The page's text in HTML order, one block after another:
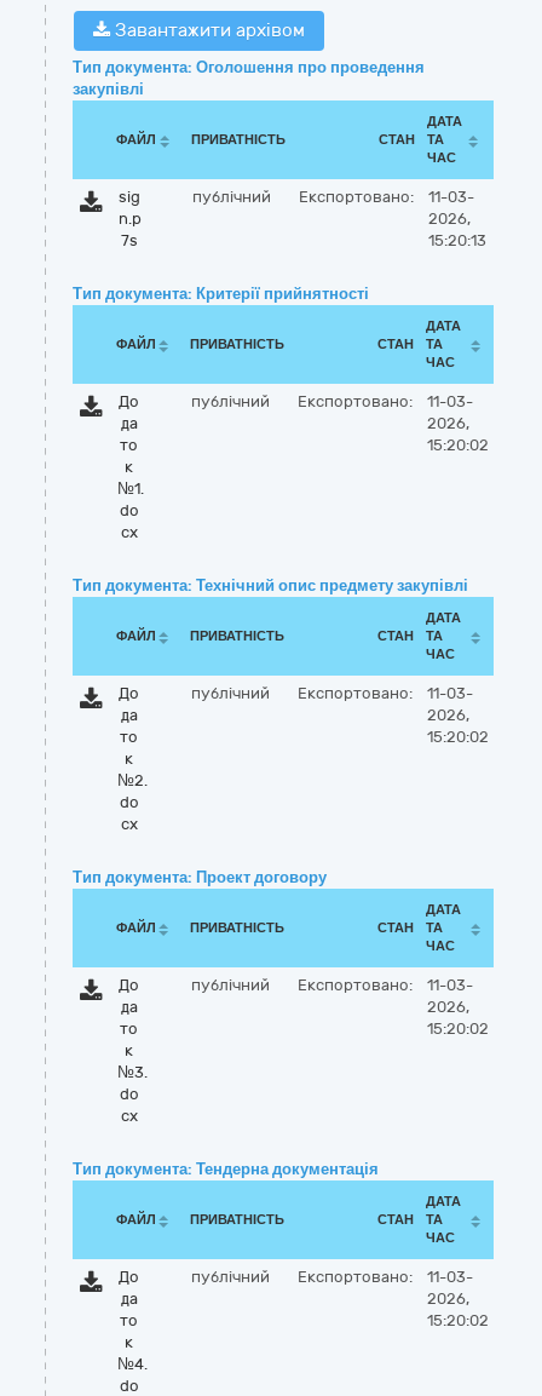
Завантажити архівом
Тип документа: Оголошення про проведення
закупівлі
ФАЙЛ ПРИВАТНІСТЬ СТАН
ДАТА
ТА
ЧАС
sig
n.p
7s
публічний Експортовано:
11-03-
2026,
15:20:13
Тип документа: Критерії прийнятності
ФАЙЛ ПРИВАТНІСТЬ СТАН
ДАТА
ТА
ЧАС
До
да
то
к
№1.
do
cx
публічний Експортовано:
11-03-
2026,
15:20:02
Тип документа: Технічний опис предмету закупівлі
ФАЙЛ ПРИВАТНІСТЬ СТАН
ДАТА
ТА
ЧАС
До
да
то
к
№2.
do
cx
публічний Експортовано:
11-03-
2026,
15:20:02
Тип документа: Проект договору
ФАЙЛ ПРИВАТНІСТЬ СТАН
ДАТА
ТА
ЧАС
До
да
то
к
№3.
do
cx
публічний Експортовано:
11-03-
2026,
15:20:02
Тип документа: Тендерна документація
ФАЙЛ ПРИВАТНІСТЬ СТАН
ДАТА
ТА
ЧАС
До
да
то
к
№4.
do
публічний Експортовано:
11-03-
2026,
15:20:02